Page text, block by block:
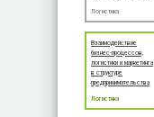
Логистика
Взаимодействие
бизнес-процессов,
логистики и маркетинга
в структуре
предпринимательства
Логистика